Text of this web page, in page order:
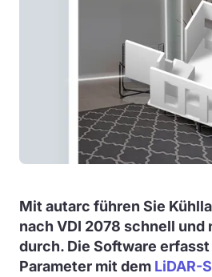
Mit autarc führen Sie
nach VDI 2078 schnell und
durch. Die Software
Parameter mit dem LiDAR-